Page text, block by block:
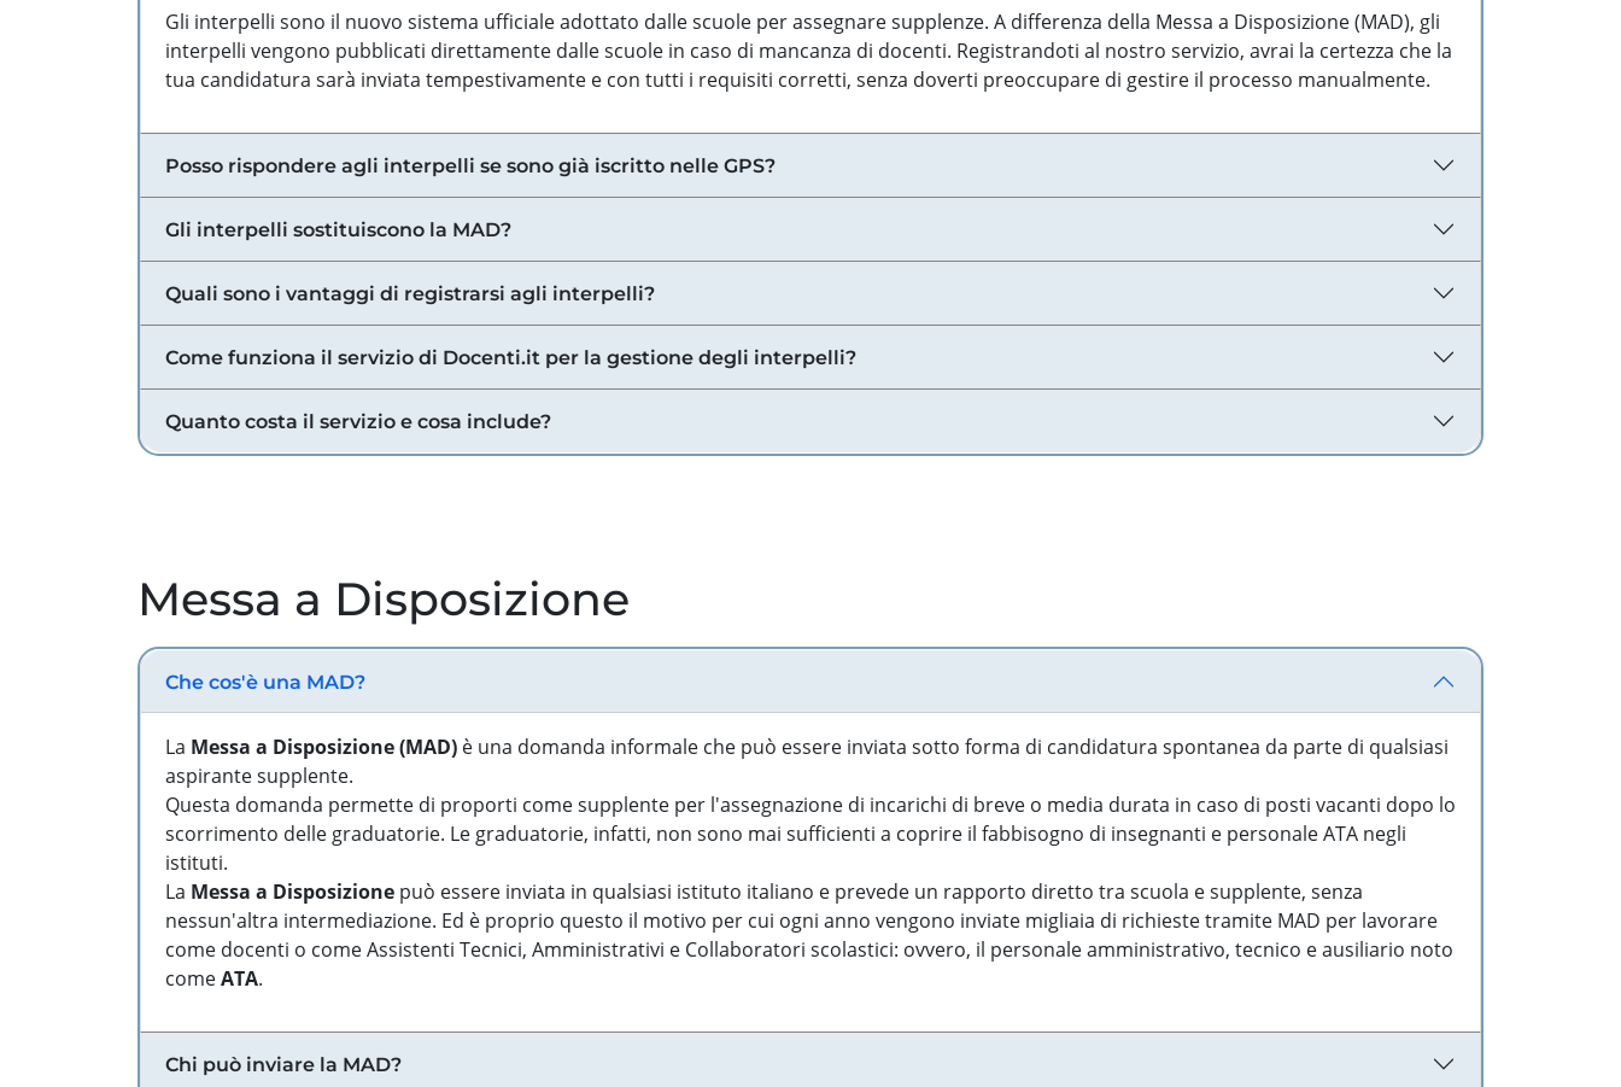
Gli interpelli sono il nuovo sistema ufficiale adottato dalle scuole per assegnare supplenze. A differenza della Messa a Disposizione (MAD), gli
interpelli vengono pubblicati direttamente dalle scuole in caso di mancanza di docenti. Registrandoti al nostro servizio, avrai la certezza che la
tua candidatura sarà inviata tempestivamente e con tutti i requisiti corretti, senza doverti preoccupare di gestire il processo manualmente.
Posso rispondere agli interpelli se sono già iscritto nelle GPS?
Gli interpelli sostituiscono la MAD?
Quali sono i vantaggi di registrarsi agli interpelli?
Come funziona il servizio di Docenti.it per la gestione degli interpelli?
Quanto costa il servizio e cosa include?
Messa a Disposizione
Che cos'è una MAD?
La Messa a Disposizione (MAD) è una domanda informale che può essere inviata sotto forma di candidatura spontanea da parte di qualsiasi
aspirante supplente.
Questa domanda permette di proporti come supplente per l'assegnazione di incarichi di breve o media durata in caso di posti vacanti dopo lo
scorrimento delle graduatorie. Le graduatorie, infatti, non sono mai sufficienti a coprire il fabbisogno di insegnanti e personale ATA negli
istituti.
La Messa a Disposizione può essere inviata in qualsiasi istituto italiano e prevede un rapporto diretto tra scuola e supplente, senza
nessun'altra intermediazione. Ed è proprio questo il motivo per cui ogni anno vengono inviate migliaia di richieste tramite MAD per lavorare
come docenti o come Assistenti Tecnici, Amministrativi e Collaboratori scolastici: ovvero, il personale amministrativo, tecnico e ausiliario noto
comeATA.
Chi può inviare la MAD?